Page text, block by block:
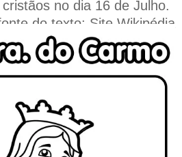
no dia 16 de Julho.
do texto: Site Wikipédia